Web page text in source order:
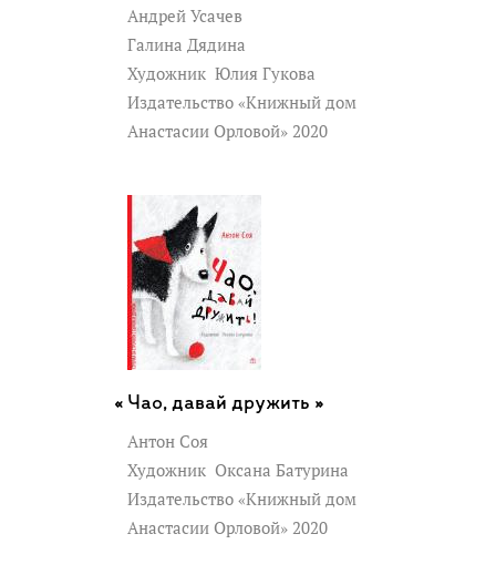
Андрей Усачев
Галина Дядина
Художник Юлия Гукова
Издательство «Книжный дом
Анастасии Орловой» 2020
Чао, давай дружить »
Антон Соя
Художник Оксана Батурина
Издательство «Книжный дом
Анастасии Орловой» 2020